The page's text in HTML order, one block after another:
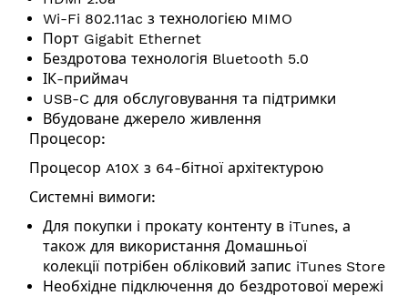
Wi-Fi 802.11ac з технологією MIMO
Порт Gigabit Ethernet
Бездротова технологія Bluetooth 5.0
ІК-приймач
USB-C для обслуговування та підтримки
Вбудоване джерело живлення
Процесор:
Процесор A10X з 64-бітної архітектурою
Системні вимоги:
Для покупки і прокату контенту в iTunes, а
також для використання Домашньої
колекції потрібен обліковий запис iTunes Store
Необхідне підключення до бездротової мережі